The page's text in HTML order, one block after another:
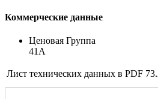
Коммерческие данные
Ценовая Группа
41A
Лист технических данных в PDF